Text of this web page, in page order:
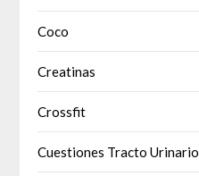
Coco
Creatinas
Crossfit
Cuestiones Tracto Urinario